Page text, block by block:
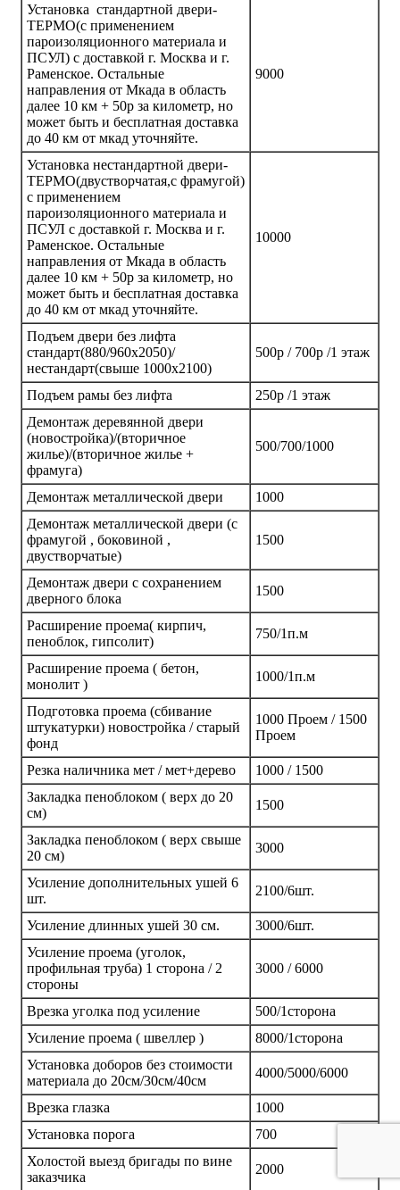
Установка стандартной двери-
ТЕРМО(с применением
пароизоляционного материала и
ПСУЛ) с доставкой г. Москва и г.
Раменское. Остальные
направления от Мкада в область
далее 10 км + 50р за километр, но
может быть и бесплатная доставка
до 40 км от мкад уточняйте.
9000
Установка нестандартной двери-
ТЕРМО(двустворчатая,с фрамугой)
с применением
пароизоляционного материала и
ПСУЛ с доставкой г. Москва и г.
Раменское. Остальные
направления от Мкада в область
далее 10 км + 50р за километр, но
может быть и бесплатная доставка
до 40 км от мкад уточняйте.
10000
Подъем двери без лифта
стандарт(880/960х2050)/
нестандарт(свыше 1000х2100)
500р / 700р /1 этаж
Подъем рамы без лифта
250р /1 этаж
Демонтаж деревянной двери
(новостройка)/(вторичное
жилье)/(вторичное жилье +
фрамуга)
500/700/1000
Демонтаж металлической двери
1000
Демонтаж металлической двери (с
фрамугой , боковиной ,
двустворчатые)
1500
Демонтаж двери с сохранением
дверного блока
1500
Расширение проема( кирпич,
пеноблок, гипсолит)
750/1п.м
Расширение проема ( бетон,
монолит )
1000/1п.м
Подготовка проема (сбивание
штукатурки) новостройка / старый
фонд
1000 Проем / 1500
Проем
Резка наличника мет / мет+дерево
1000 / 1500
Закладка пеноблоком ( верх до 20
см)
1500
Закладка пеноблоком ( верх свыше
20 см)
3000
Усиление дополнительных ушей 6
шт.
2100/6шт.
Усиление длинных ушей 30 см.
3000/6шт.
Усиление проема (уголок,
профильная труба) 1 сторона / 2
стороны
3000 / 6000
Врезка уголка под усиление
500/1сторона
Усиление проема ( швеллер )
8000/1сторона
Установка доборов без стоимости
материала до 20см/30см/40см
4000/5000/6000
Врезка глазка
1000
Установка порога
700
Холостой выезд бригады по вине
заказчика
2000